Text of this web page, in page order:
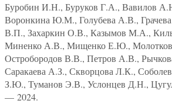
Буробин И.Н., Буруков Г.А., Вавилов
Воронкина Ю.М., Голубева А.В.,
В.П., Захаркин О.В., Казымов М.А.,
Миненко А.В., Мищенко Е.Ю.,
Остробородов В.В., Петров А.В.,
Саракаева А.З., Скворцова Л.К.,
З.Ю., Туманов Э.В., Услонцев Д.Н.,
— 2024.